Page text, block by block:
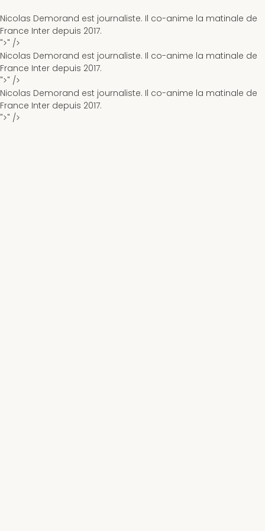
Nicolas Demorand est journaliste. Il co-anime la matinale de
France Inter depuis 2017.
">" />
Nicolas Demorand est journaliste. Il co-anime la matinale de
France Inter depuis 2017.
">" />
Nicolas Demorand est journaliste. Il co-anime la matinale de
France Inter depuis 2017.
">" />